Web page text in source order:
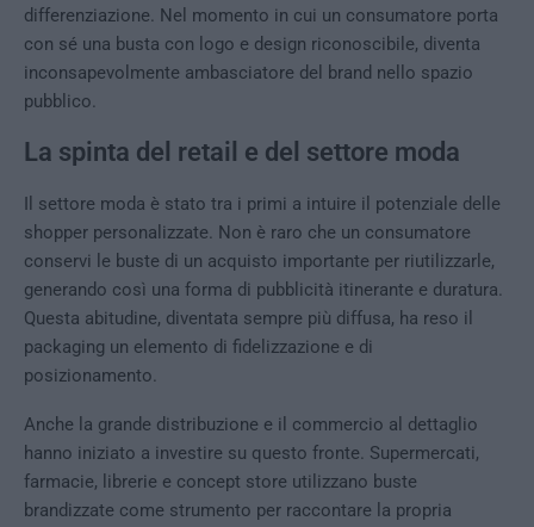
differenziazione. Nel momento in cui un consumatore porta
con sé una busta con logo e design riconoscibile, diventa
inconsapevolmente ambasciatore del brand nello spazio
pubblico.
La spinta del retail e del settore moda
Il settore moda è stato tra i primi a intuire il potenziale delle
shopper personalizzate. Non è raro che un consumatore
conservi le buste di un acquisto importante per riutilizzarle,
generando così una forma di pubblicità itinerante e duratura.
Questa abitudine, diventata sempre più diffusa, ha reso il
packaging un elemento di fidelizzazione e di
posizionamento.
Anche la grande distribuzione e il commercio al dettaglio
hanno iniziato a investire su questo fronte. Supermercati,
farmacie, librerie e concept store utilizzano buste
brandizzate come strumento per raccontare la propria